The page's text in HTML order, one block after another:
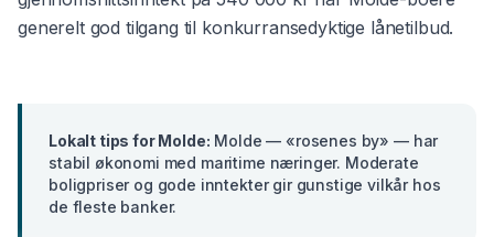
generelt god tilgang til konkurransedyktige lånetilbud.
Lokalt tips forMolde: Molde — «rosenes by» — har
stabil økonomi med maritime næringer. Moderate
boligpriser og gode inntekter gir gunstige vilkår hos
de fleste banker.